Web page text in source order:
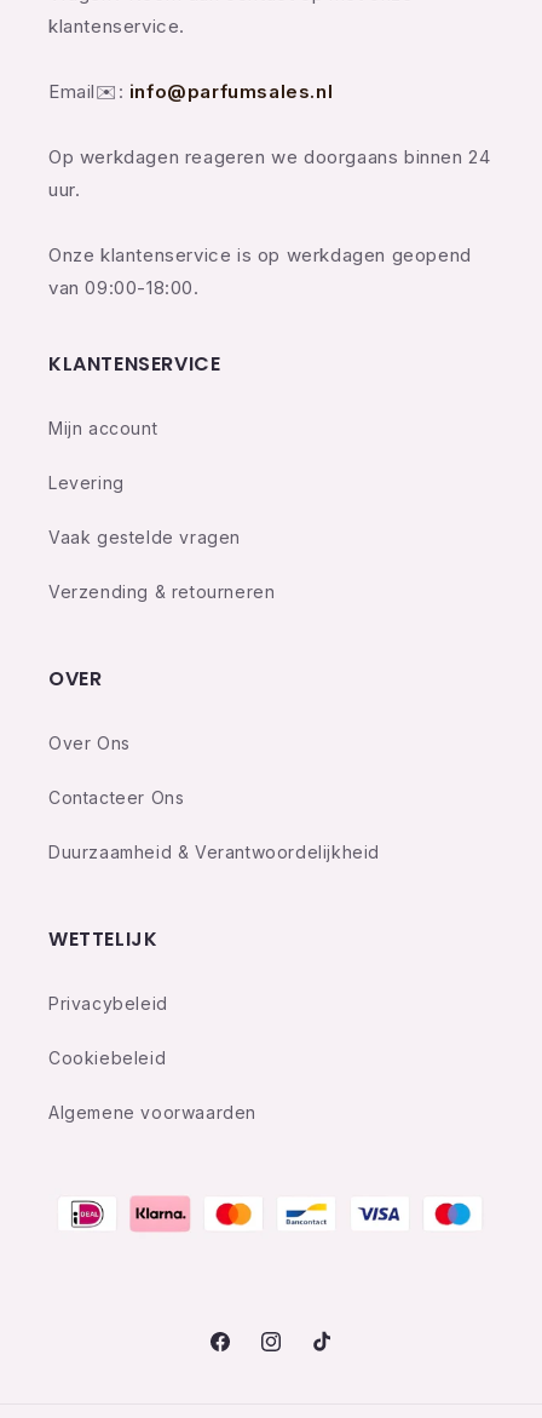
klantenservice.
Email✉️: info@parfumsales.nl
Op werkdagen reageren we doorgaans binnen 24
uur.
Onze klantenservice is op werkdagen geopend
van 09:00-18:00.
KLANTENSERVICE
Mijn account
Levering
Vaak gestelde vragen
Verzending & retourneren
OVER
Over Ons
Contacteer Ons
Duurzaamheid & Verantwoordelijkheid
WETTELIJK
Privacybeleid
Cookiebeleid
Algemene voorwaarden
FacebookInstagramTikTok